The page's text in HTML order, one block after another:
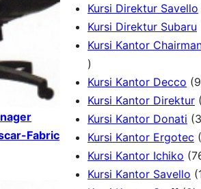
Fabric
u
c
t
o
d
u
t
s
r
o
d
c
t
s
Kursi Direktur Savello
Kursi Direktur Subaru
Kursi Kantor
8
7
p
r
o
d
u
Kursi Kantor Decco
Kursi Kantor Direktur
Kursi Kantor Donati
Kursi Kantor Ergotec
Kursi Kantor Ichiko
Kursi Kantor Savello